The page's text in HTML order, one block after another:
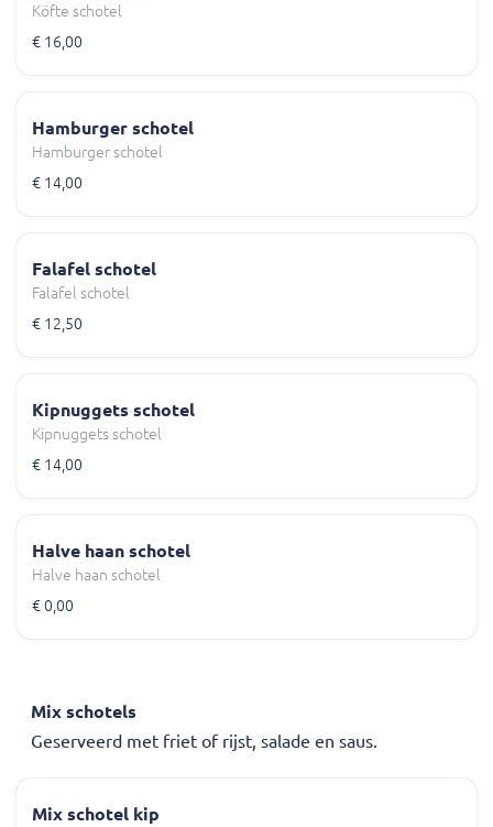
Köfte schotel
€ 16,00
Hamburger schotel
Hamburger schotel
€ 14,00
Falafel schotel
Falafel schotel
€ 12,50
Kipnuggets schotel
Kipnuggets schotel
€ 14,00
Halve haan schotel
Halve haan schotel
€ 0,00
Mix schotels
Geserveerd met friet of rijst, salade en saus.
Mix schotel kip